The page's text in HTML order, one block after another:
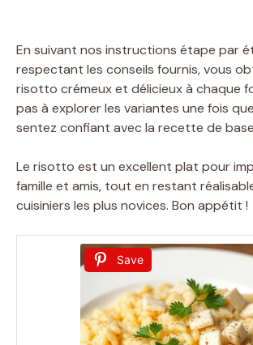
En suivant nos instructions étape par
respectant les conseils fournis, vous
risotto crémeux et délicieux à chaque
pas à explorer les variantes une fois
sentez confiant avec la recette de
Le risotto est un excellent plat pour
famille et amis, tout en restant
cuisiniers les plus novices. Bon appétit !
Save